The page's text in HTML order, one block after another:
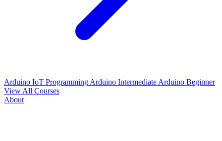
Arduino IoT Programming Arduino Intermediate Arduino Beginner
View All Courses
About